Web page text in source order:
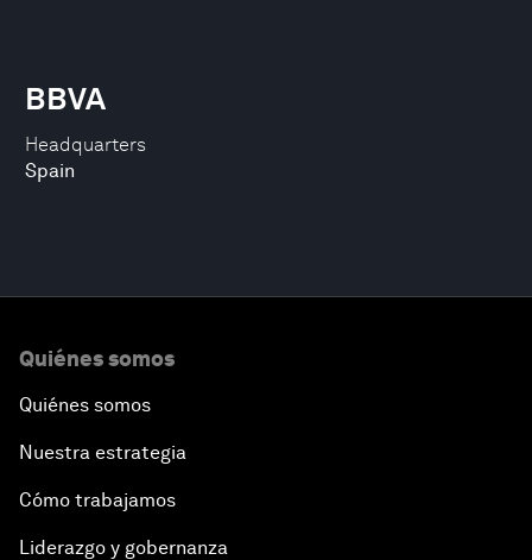
Headquarters
Spain
BBVA
Quiénes somos
Quiénes somos
Nuestra estrategia
Cómo trabajamos
Liderazgo y gobernanza